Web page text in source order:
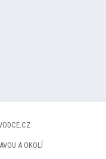
·
A OKOLÍ